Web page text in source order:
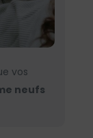
vos
neufs